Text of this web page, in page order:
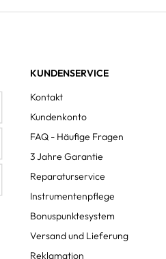
KUNDENSERVICE
Kontakt
Kundenkonto
FAQ - Häufige Fragen
3 Jahre Garantie
Reparaturservice
Instrumentenpflege
Bonuspunktesystem
Versand und Lieferung
Reklamation